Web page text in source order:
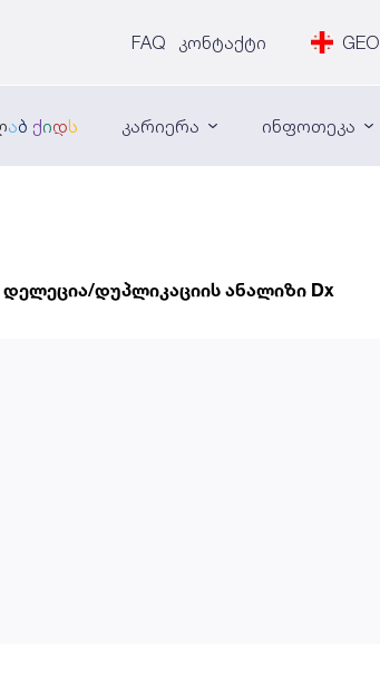
FAQ კონტაქტი GEO
აბ ქიდს კარიერა ინფოთეკა
დელეცია/დუპლიკაციის ანალიზი Dx